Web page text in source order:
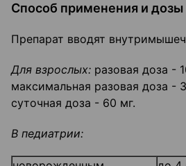
Способ применения и дозы
Препарат вводят
Для взрослых: разовая доза -
максимальная разовая доза -
суточная доза - 60 мг.
В педиатрии: